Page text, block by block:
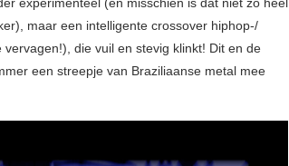
experimenteel (en misschien is dat niet zò heel
maar een intelligente crossover hiphop-/
die vuil en stevig klinkt! Dit en de
een streepje van Braziliaanse metal mee